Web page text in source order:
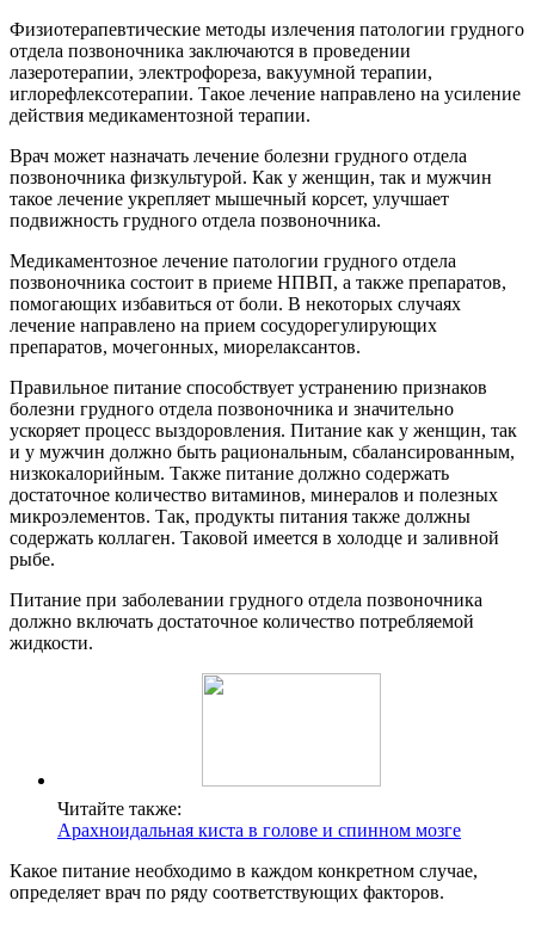
Физиотерапевтические методы излечения патологии грудного
отдела позвоночника заключаются в проведении
лазеротерапии, электрофореза, вакуумной терапии,
иглорефлексотерапии. Такое лечение направлено на усиление
действия медикаментозной терапии.
Врач может назначать лечение болезни грудного отдела
позвоночника физкультурой. Как у женщин, так и мужчин
такое лечение укрепляет мышечный корсет, улучшает
подвижность грудного отдела позвоночника.
Медикаментозное лечение патологии грудного отдела
позвоночника состоит в приеме НПВП, а также препаратов,
помогающих избавиться от боли. В некоторых случаях
лечение направлено на прием сосудорегулирующих
препаратов, мочегонных, миорелаксантов.
Правильное питание способствует устранению признаков
болезни грудного отдела позвоночника и значительно
ускоряет процесс выздоровления. Питание как у женщин, так
и у мужчин должно быть рациональным, сбалансированным,
низкокалорийным. Также питание должно содержать
достаточное количество витаминов, минералов и полезных
микроэлементов. Так, продукты питания также должны
содержать коллаген. Таковой имеется в холодце и заливной
рыбе.
Питание при заболевании грудного отдела позвоночника
должно включать достаточное количество потребляемой
жидкости.
Читайте также:
Арахноидальная киста в голове и спинном мозге
Какое питание необходимо в каждом конкретном случае,
определяет врач по ряду соответствующих факторов.